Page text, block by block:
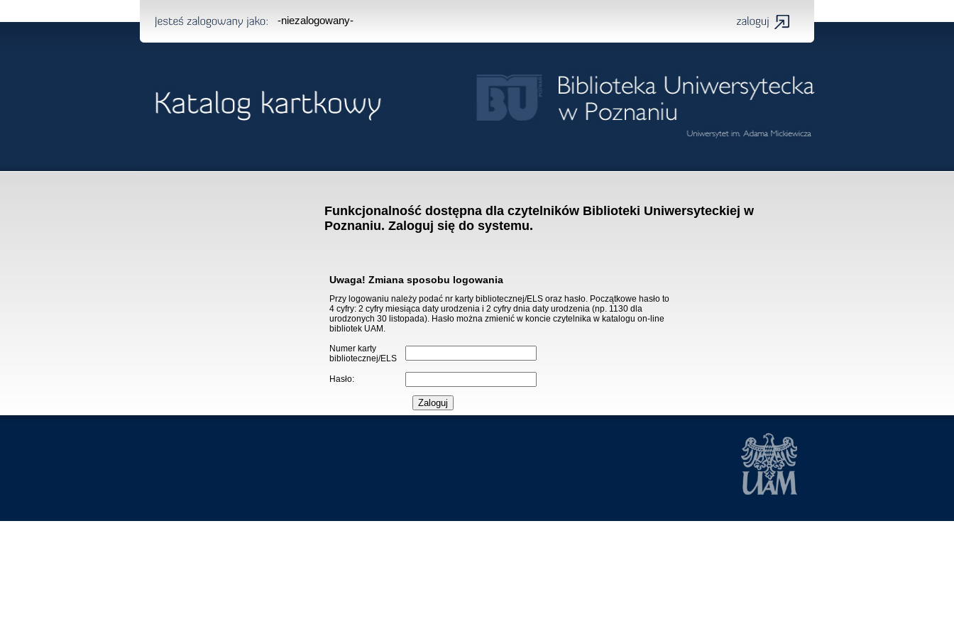
-niezalogowany-
Funkcjonalność dostępna dla czytelników Biblioteki Uniwersyteckiej w
Poznaniu. Zaloguj się do systemu.
Uwaga! Zmiana sposobu logowania
Przy logowaniu należy podać nr karty bibliotecznej/ELS oraz hasło. Początkowe hasło to
4 cyfry: 2 cyfry miesiąca daty urodzenia i 2 cyfry dnia daty urodzenia (np. 1130 dla
urodzonych 30 listopada). Hasło można zmienić w koncie czytelnika w katalogu on-line
bibliotek UAM.
Numer karty
bibliotecznej/ELS
Hasło: